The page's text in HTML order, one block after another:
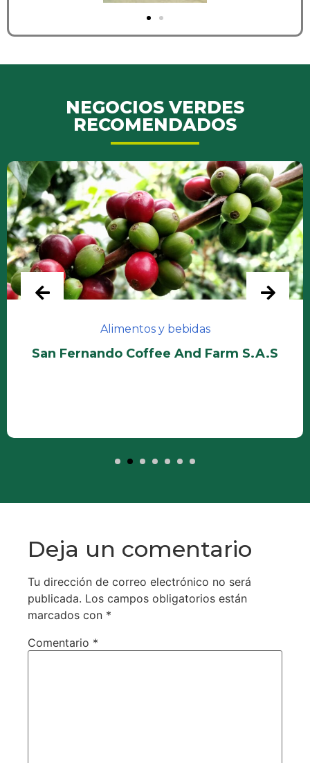
NEGOCIOS VERDES
RECOMENDADOS
Alimentos y bebidas
San Fernando Coffee And Farm S.A.S
Deja un comentario
Tu dirección de correo electrónico no será
publicada. Los campos obligatorios están
marcados con *
Comentario *